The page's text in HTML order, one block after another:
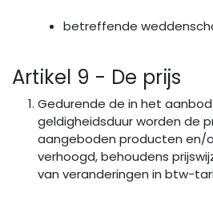
betreffende
Artikel 9 - De prijs
Gedurende de in het
geldigheidsduur worden de
aangeboden producten en/
verhoogd, behoudens
van veranderingen in btw-